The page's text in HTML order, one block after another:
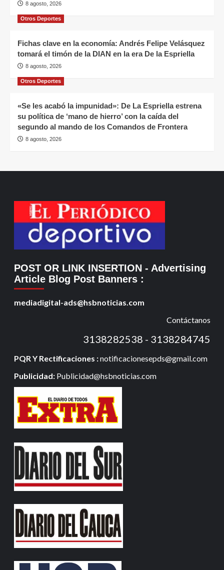
8 agosto, 2026
Otros Deportes
Fichas clave en la economía: Andrés Felipe Velásquez
tomará el timón de la DIAN en la era De la Espriella
8 agosto, 2026
Otros Deportes
«Se les acabó la impunidad»: De La Espriella estrena
su política de ‘mano de hierro’ con la caída del
segundo al mando de los Comandos de Frontera
8 agosto, 2026
POST OR LINK INSERTION - Advertising
Article Blog Post Banners :
mediadigital-ads@hsbnoticias.com
Contáctanos
3138282538 - 3138284745
PQR Y Rectificaciones :notificacionesepds@gmail.com
Publicidad: Publicidad@hsbnoticias.com